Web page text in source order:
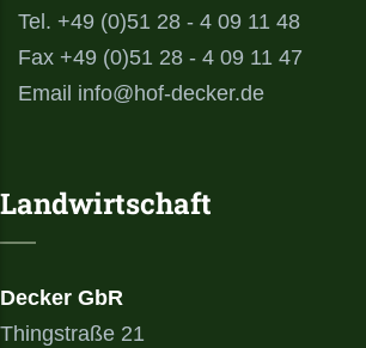
Tel. +49 (0)51 28 - 4 09 11 48
Fax +49 (0)51 28 - 4 09 11 47
Email info@hof-decker.de
Landwirtschaft
Decker GbR
Thingstraße 21